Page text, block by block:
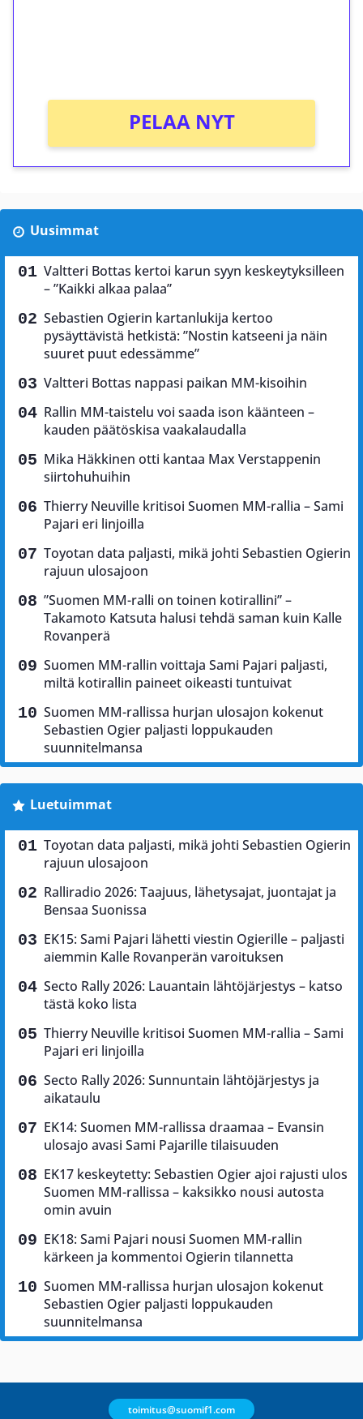
PELAA NYT
Uusimmat
Valtteri Bottas kertoi karun syyn keskeytyksilleen
– ”Kaikki alkaa palaa”
Sebastien Ogierin kartanlukija kertoo
pysäyttävistä hetkistä: ”Nostin katseeni ja näin
suuret puut edessämme”
Valtteri Bottas nappasi paikan MM-kisoihin
Rallin MM-taistelu voi saada ison käänteen –
kauden päätöskisa vaakalaudalla
Mika Häkkinen otti kantaa Max Verstappenin
siirtohuhuihin
Thierry Neuville kritisoi Suomen MM-rallia – Sami
Pajari eri linjoilla
Toyotan data paljasti, mikä johti Sebastien Ogierin
rajuun ulosajoon
”Suomen MM-ralli on toinen kotirallini” –
Takamoto Katsuta halusi tehdä saman kuin Kalle
Rovanperä
Suomen MM-rallin voittaja Sami Pajari paljasti,
miltä kotirallin paineet oikeasti tuntuivat
Suomen MM-rallissa hurjan ulosajon kokenut
Sebastien Ogier paljasti loppukauden
suunnitelmansa
Luetuimmat
Toyotan data paljasti, mikä johti Sebastien Ogierin
rajuun ulosajoon
Ralliradio 2026: Taajuus, lähetysajat, juontajat ja
Bensaa Suonissa
EK15: Sami Pajari lähetti viestin Ogierille – paljasti
aiemmin Kalle Rovanperän varoituksen
Secto Rally 2026: Lauantain lähtöjärjestys – katso
tästä koko lista
Thierry Neuville kritisoi Suomen MM-rallia – Sami
Pajari eri linjoilla
Secto Rally 2026: Sunnuntain lähtöjärjestys ja
aikataulu
EK14: Suomen MM-rallissa draamaa – Evansin
ulosajo avasi Sami Pajarille tilaisuuden
EK17 keskeytetty: Sebastien Ogier ajoi rajusti ulos
Suomen MM-rallissa – kaksikko nousi autosta
omin avuin
EK18: Sami Pajari nousi Suomen MM-rallin
kärkeen ja kommentoi Ogierin tilannetta
Suomen MM-rallissa hurjan ulosajon kokenut
Sebastien Ogier paljasti loppukauden
suunnitelmansa
toimitus@suomif1.com